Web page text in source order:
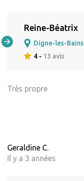
Reine-Béatrix
Digne-les-Bains
4 - 13 avis
Très propre
Geraldine C.
Il y a 3 années